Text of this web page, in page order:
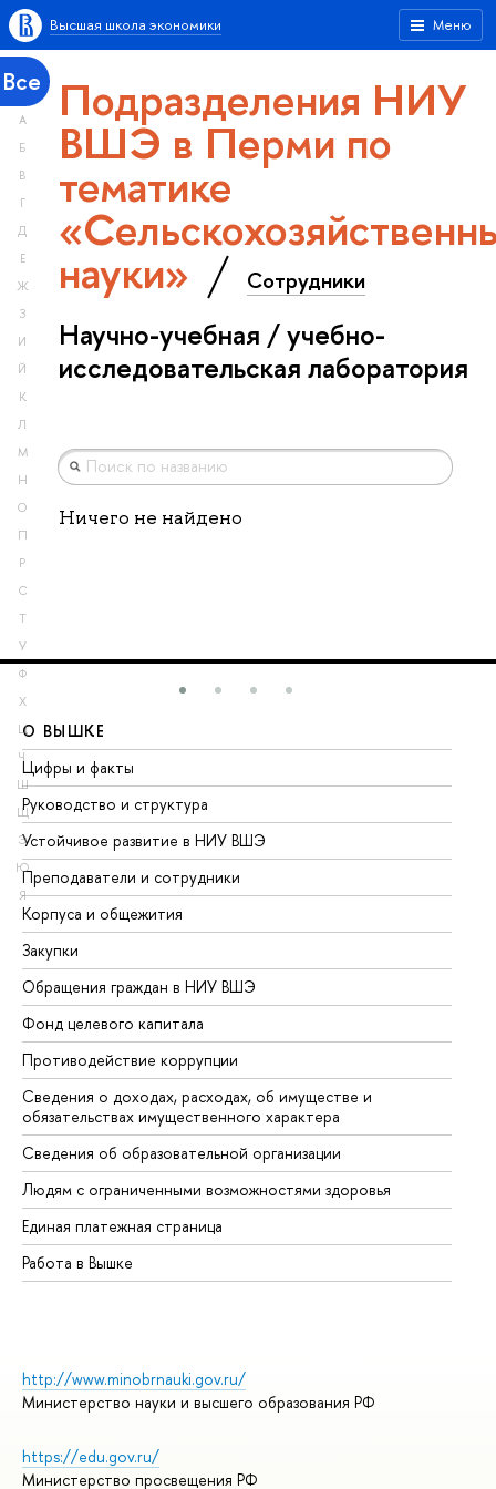
Меню
Высшая школа экономики
Все
А
Б
В
Г
Д
Е
Ж
З
И
Й
К
Л
М
Н
О
П
Р
С
Т
У
Ф
Х
Ц
Ч
Ш
Щ
Э
Ю
Я
Подразделения НИУ
ВШЭ в Перми по
тематике
науки» Сотрудники
Научно-учебная / учебно-
исследовательская лаборатория
Ничего не найдено
О ВЫШКЕ
Цифры и факты
Руководство и структура
Устойчивое развитие в НИУ ВШЭ
Преподаватели и сотрудники
Корпуса и общежития
Закупки
Обращения граждан в НИУ ВШЭ
Фонд целевого капитала
Противодействие коррупции
Сведения о доходах, расходах, об имуществе и
обязательствах имущественного характера
Сведения об образовательной организации
Людям с ограниченными возможностями здоровья
Единая платежная страница
Работа в Вышке
http://www.minobrnauki.gov.ru/
Министерство науки и высшего образования РФ
https://edu.gov.ru/
Министерство просвещения РФ